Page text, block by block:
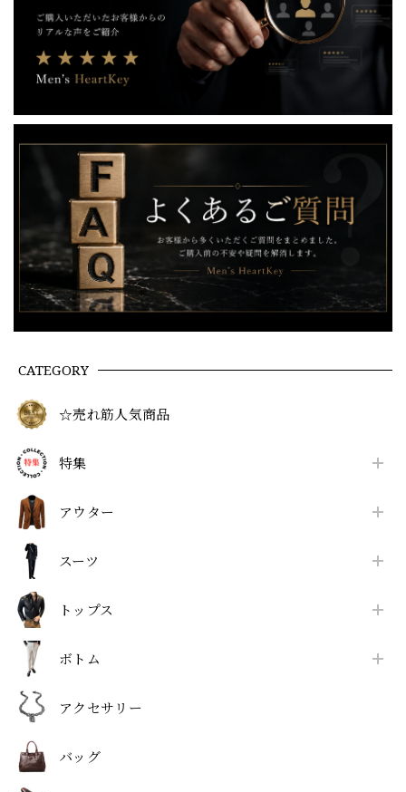
CATEGORY
☆売れ筋人気商品
特集
アウター
スーツ
トップス
ボトム
アクセサリー
バッグ